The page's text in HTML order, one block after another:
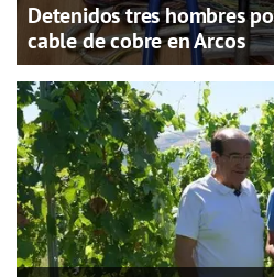
Detenidos tres hombres
cable de cobre en Arcos